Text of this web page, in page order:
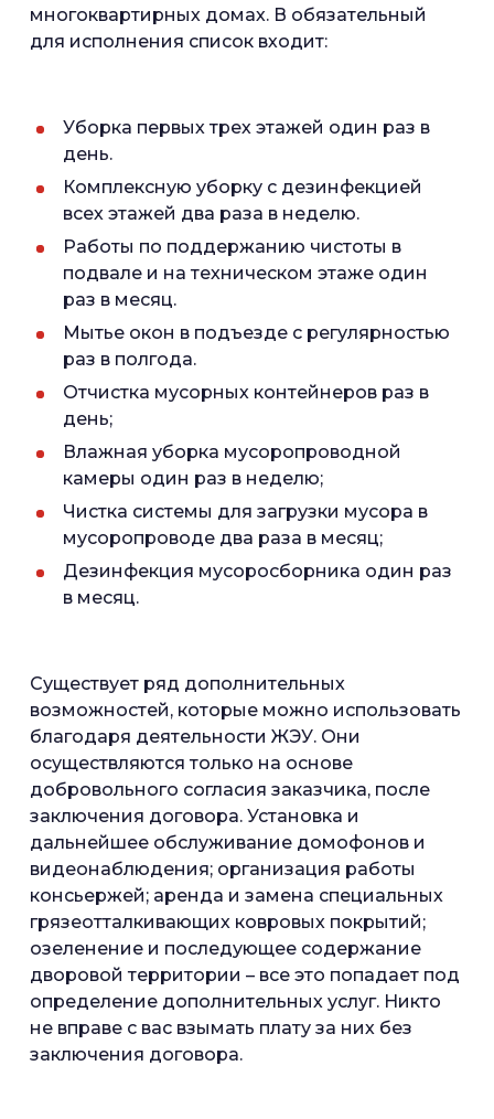
многоквартирных домах. В обязательный
для исполнения список входит:
Уборка первых трех этажей один раз в
день.
Комплексную уборку с дезинфекцией
всех этажей два раза в неделю.
Работы по поддержанию чистоты в
подвале и на техническом этаже один
раз в месяц.
Мытье окон в подъезде с регулярностью
раз в полгода.
Отчистка мусорных контейнеров раз в
день;
Влажная уборка мусоропроводной
камеры один раз в неделю;
Чистка системы для загрузки мусора в
мусоропроводе два раза в месяц;
Дезинфекция мусоросборника один раз
в месяц.
Существует ряд дополнительных
возможностей, которые можно использовать
благодаря деятельности ЖЭУ. Они
осуществляются только на основе
добровольного согласия заказчика, после
заключения договора. Установка и
дальнейшее обслуживание домофонов и
видеонаблюдения; организация работы
консьержей; аренда и замена специальных
грязеотталкивающих ковровых покрытий;
озеленение и последующее содержание
дворовой территории – все это попадает под
определение дополнительных услуг. Никто
не вправе с вас взымать плату за них без
заключения договора.